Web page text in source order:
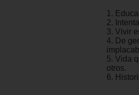
1.
2.
3. Vivir
4. De
5. Vida
otros.
6.